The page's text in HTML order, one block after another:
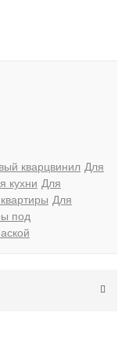
кварцвинил Для
кухни Для
Для
под